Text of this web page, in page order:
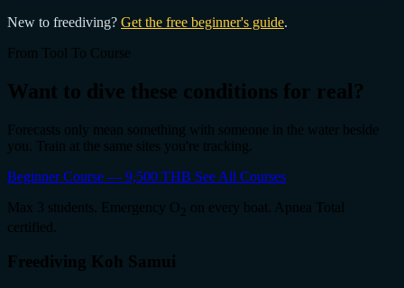
New to freediving? Get the free beginner's guide.
From Tool To Course
Want to dive these conditions for real?
Forecasts only mean something with someone in the water beside
you. Train at the same sites you're tracking.
Beginner Course — 9,500 THB See All Courses
Max 3 students. Emergency O
on every boat. Apnea Total
certified.
Freediving Koh Samui